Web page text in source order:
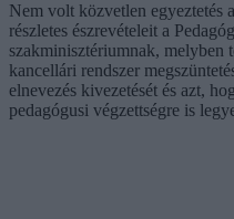
Nem volt közvetlen egyeztetés
részletes észrevételeit a
szakminisztériumnak, melyben
kancellári rendszer
elnevezés kivezetését és azt,
pedagógusi végzettségre is